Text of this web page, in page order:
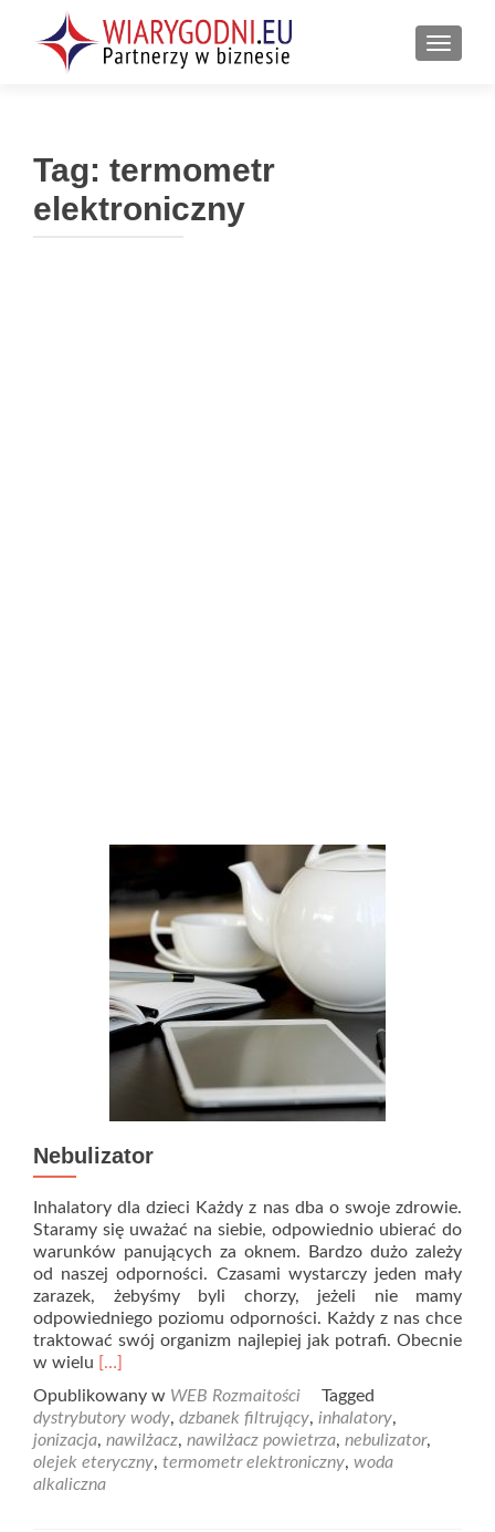
Tag: termometr
elektroniczny
Nebulizator
Inhalatory dla dzieci Każdy z nas dba o swoje zdrowie.
Staramy się uważać na siebie, odpowiednio ubierać do
warunków panujących za oknem. Bardzo dużo zależy
od naszej odporności. Czasami wystarczy jeden mały
zarazek, żebyśmy byli chorzy, jeżeli nie mamy
odpowiedniego poziomu odporności. Każdy z nas chce
traktować swój organizm najlepiej jak potrafi. Obecnie
w wielu Read
about
Nebulizator
[…]
Opublikowany w WEB Rozmaitości
Tagged
dystrybutory wody, dzbanek filtrujący, inhalatory,
jonizacja, nawilżacz, nawilżacz powietrza, nebulizator,
olejek eteryczny, termometr elektroniczny, woda
alkaliczna